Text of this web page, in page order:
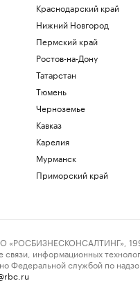
Краснодарский край
Нижний Новгород
Пермский край
Ростов-на-Дону
Татарстан
Тюмень
Черноземье
Кавказ
Карелия
Мурманск
Приморский край
информационных
Федеральной службой по